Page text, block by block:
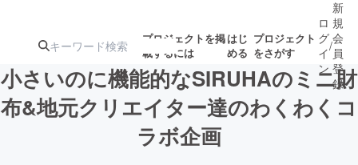
プロジェクトを掲
載するには
はじ
める
プロジェクト
をさがす
注目の新着プロ募集終了が近いプ
ロ
グ
イ
ン
/
新
規
会
員
登
録
小さいのに機能的なSIRUHAのミニ財
布&地元クリエイター達のわくわくコ
ラボ企画